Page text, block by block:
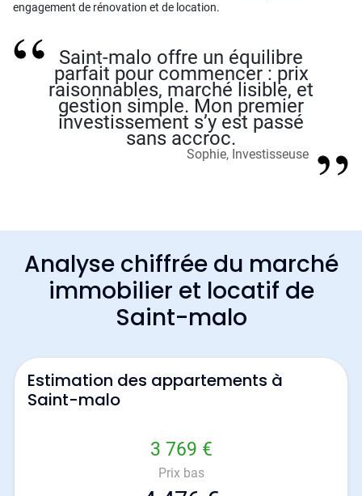
engagement de rénovation et de location.
Saint-malo offre un équilibre
parfait pour commencer : prix
raisonnables, marché lisible, et
gestion simple. Mon premier
investissement s’y est passé
sans accroc.
Sophie, Investisseuse
Analyse chiffrée du marché
immobilier et locatif de
Saint-malo
Estimation des appartements à
Saint-malo
3 769 €
Prix bas